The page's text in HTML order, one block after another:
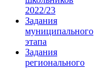
2022/23
Задания
муниципального
этапа
Задания
регионального